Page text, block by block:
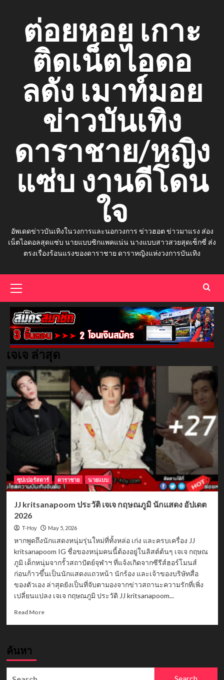
contentต่อยหอย เกาะ
ติดเน็ตไอดอ
ลดัง เมาท์มอย
ข่าวบันเทิง
ดาราชาย/หญิง
แซ่บ งานดีโดน
ใจ
อัพเดดข่าวบันเทิงในวงการและนอกวงการ ข่าวฮอต ข่าวมาแรง ส่อง
เน็ตไอดอลสุดแซ่บ นายแบบซิกแพคแน่น นางแบบสาวสวยสุดเซ็กซี่ ส่ง
ตรงเรื่องร้อนแรงของดาราชาย ดาราหญิงแห่งวงการบันเทิง
Menu
เจเจ ล่าสุด
ซุปเปอร์สตาร์ ดาราชาย นายแบบ
JJ kritsanapoom ประวัติ เจเจ กฤษณภูมิ นักแสดง อัปเดต
2026
T-Hoy May 5, 2026
หากพูดถึงนักแสดงหนุ่มรุ่นใหม่ที่ทั้งหล่อ เก่ง และครบเครื่อง JJ
kritsanapoom IG ชื่อของหนุ่มคนนี้ต้องอยู่ในลิสต์ต้นๆ เจเจ กฤษณ
ภูมิ เด็กหนุ่มจากรั้วสถาปัตย์จุฬาฯ ที่แจ้งเกิดจากซีรีส์ฮอร์โมนส์
ก่อนก้าวขึ้นเป็นนักแสดงแถวหน้า นักร้อง และเจ้าของบริษัทสื่อ
ของตัวเอง ล่าสุดยังเป็นที่จับตามองจากข่าวสถานะความรักที่เพิ่ง
เปลี่ยนแปลง เจเจ กฤษณภูมิ ประวัติ JJ kritsanapoom...
Read MoreRead
เจเจ
ค้นหา